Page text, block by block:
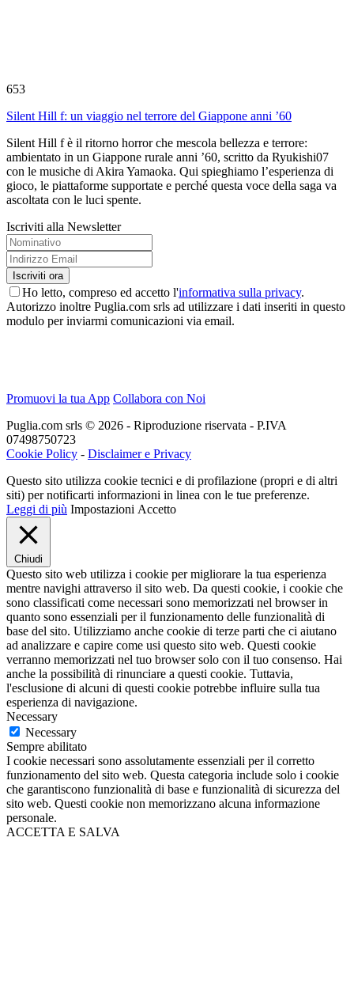
653
Silent Hill f: un viaggio nel terrore del Giappone anni ’60
Silent Hill f è il ritorno horror che mescola bellezza e terrore:
ambientato in un Giappone rurale anni ’60, scritto da Ryukishi07
con le musiche di Akira Yamaoka. Qui spieghiamo l’esperienza di
gioco, le piattaforme supportate e perché questa voce della saga va
ascoltata con le luci spente.
Iscriviti alla Newsletter
Ho letto, compreso ed accetto l'informativa sulla privacy.
Autorizzo inoltre Puglia.com srls ad utilizzare i dati inseriti in questo
modulo per inviarmi comunicazioni via email.
Promuovi la tua App Collabora con Noi
Puglia.com srls © 2026 - Riproduzione riservata - P.IVA
07498750723
Cookie Policy - Disclaimer e Privacy
Questo sito utilizza cookie tecnici e di profilazione (propri e di altri
siti) per notificarti informazioni in linea con le tue preferenze.
Leggi di più Impostazioni Accetto
Chiudi
Questo sito web utilizza i cookie per migliorare la tua esperienza
mentre navighi attraverso il sito web. Da questi cookie, i cookie che
sono classificati come necessari sono memorizzati nel browser in
quanto sono essenziali per il funzionamento delle funzionalità di
base del sito. Utilizziamo anche cookie di terze parti che ci aiutano
ad analizzare e capire come usi questo sito web. Questi cookie
verranno memorizzati nel tuo browser solo con il tuo consenso. Hai
anche la possibilità di rinunciare a questi cookie. Tuttavia,
l'esclusione di alcuni di questi cookie potrebbe influire sulla tua
esperienza di navigazione.
Necessary
Necessary
Sempre abilitato
I cookie necessari sono assolutamente essenziali per il corretto
funzionamento del sito web. Questa categoria include solo i cookie
che garantiscono funzionalità di base e funzionalità di sicurezza del
sito web. Questi cookie non memorizzano alcuna informazione
personale.
ACCETTA E SALVA